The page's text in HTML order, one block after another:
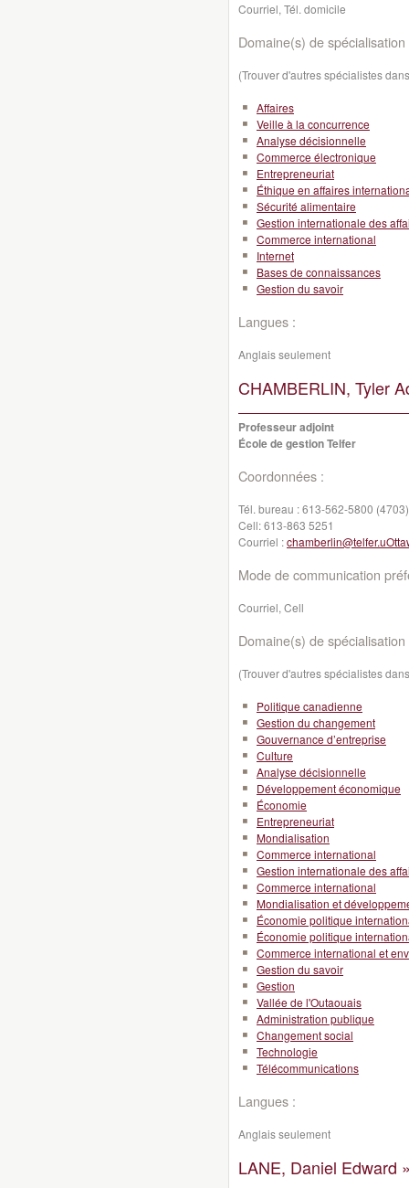
Courriel, Tél. domicile
Domaine(s) de spécialisation
(Trouver d'autres spécialistes
Affaires
Veille à la concurrence
Analyse décisionnelle
Commerce électronique
Entrepreneuriat
Éthique en affaires
Sécurité alimentaire
Gestion internationale des
Commerce international
Internet
Bases de connaissances
Gestion du savoir
Langues :
Anglais seulement
CHAMBERLIN, Tyler
Professeur adjoint
École de gestion Telfer
Coordonnées :
Tél. bureau :613-562-5800 (4703)
Cell:613-863 5251
Courriel :
Mode de communication
Courriel, Cell
Domaine(s) de spécialisation
(Trouver d'autres spécialistes
Politique canadienne
Gestion du changement
Gouvernance d’entreprise
Culture
Analyse décisionnelle
Développement économique
Économie
Entrepreneuriat
Mondialisation
Commerce international
Gestion internationale des
Commerce international
Mondialisation et
Économie politique
Économie politique
Commerce international et
Gestion du savoir
Gestion
Vallée de l'Outaouais
Administration publique
Changement social
Technologie
Télécommunications
Langues :
Anglais seulement
LANE, Daniel Edward